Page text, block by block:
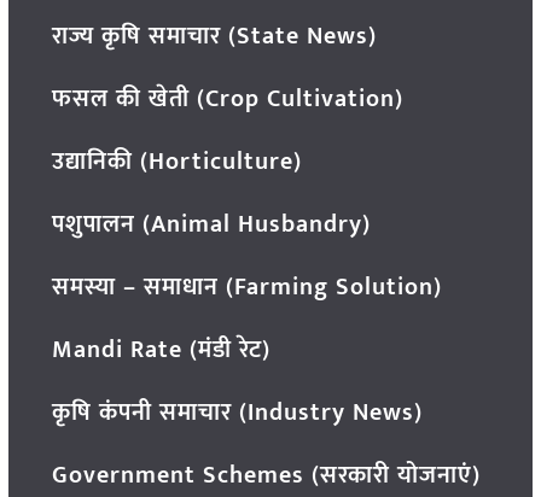
राज्य कृषि समाचार (State News)
फसल की खेती (Crop Cultivation)
उद्यानिकी (Horticulture)
पशुपालन (Animal Husbandry)
समस्या – समाधान (Farming Solution)
Mandi Rate (मंडी रेट)
कृषि कंपनी समाचार (Industry News)
Government Schemes (सरकारी योजनाएं)